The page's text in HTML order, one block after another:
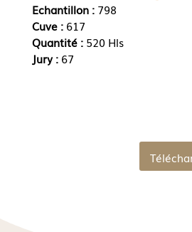
Echantillon :798
Cuve : 617
Quantité : 520 Hls
Jury : 67